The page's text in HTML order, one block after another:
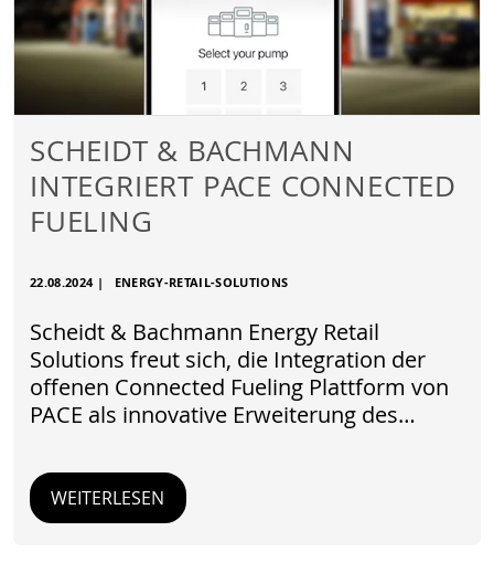
SCHEIDT & BACHMANN
INTEGRIERT PACE CONNECTED
FUELING
22.08.2024 | ENERGY-RETAIL-SOLUTIONS
Scheidt & Bachmann Energy Retail
Solutions freut sich, die Integration der
offenen Connected Fueling Plattform von
PACE als innovative Erweiterung des…
WEITERLESEN